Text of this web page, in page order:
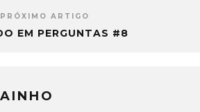
PRÓXIMO ARTIGO
EM PERGUNTAS #8